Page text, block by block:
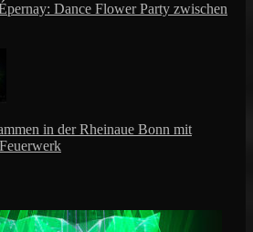
Dance Flower Party zwischen
in der Rheinaue Bonn mit